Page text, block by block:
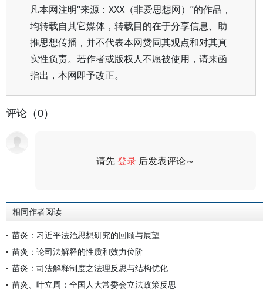
凡本网注明“来源：XXX（非爱思想网）”的作品，
均转载自其它媒体，转载目的在于分享信息、助
推思想传播，并不代表本网赞同其观点和对其真
实性负责。若作者或版权人不愿被使用，请来函
指出，本网即予改正。
评论（0）
请先登录 后发表评论～
相同作者阅读
苗炎：习近平法治思想研究的回顾与展望
苗炎：论司法解释的性质和效力位阶
苗炎：司法解释制度之法理反思与结构优化
苗炎、叶立周：全国人大常委会立法政策反思